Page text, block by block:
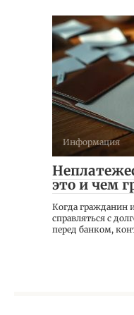
Информация
это и чем
Когда гражданин
справляться с
перед банком,